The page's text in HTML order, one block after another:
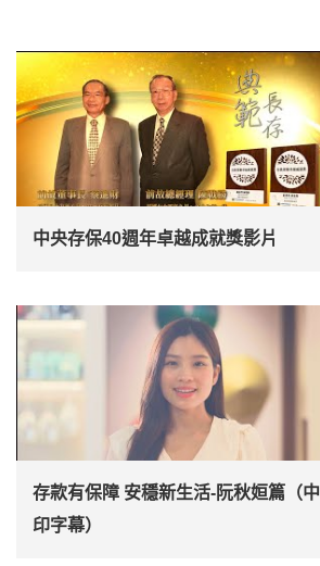
中央存保40週年卓越成就獎影片
存款有保障 安穩新生活-阮秋姮篇（中
印字幕）